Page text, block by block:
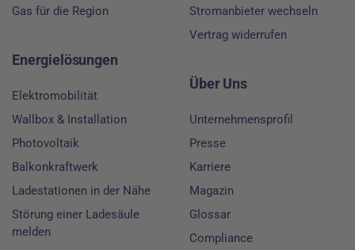
Gas für die Region
Energielösungen
Elektromobilität
Wallbox & Installation
Photovoltaik
Balkonkraftwerk
Ladestationen in der Nähe
Störung einer Ladesäule
melden
Stromanbieter wechseln
Vertrag widerrufen
Über Uns
Unternehmensprofil
Presse
Karriere
Magazin
Glossar
Compliance